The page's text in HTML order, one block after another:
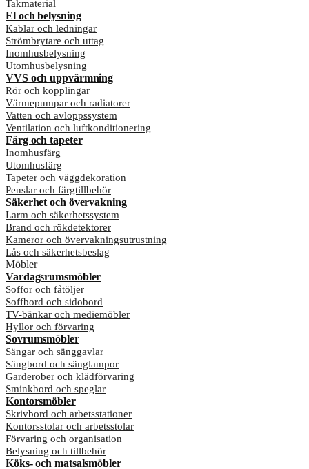
Takmaterial
El och belysning
Kablar och ledningar
Strömbrytare och uttag
Inomhusbelysning
Utomhusbelysning
VVS och uppvärmning
Rör och kopplingar
Värmepumpar och radiatorer
Vatten och avloppssystem
Ventilation och luftkonditionering
Färg och tapeter
Inomhusfärg
Utomhusfärg
Tapeter och väggdekoration
Penslar och färgtillbehör
Säkerhet och övervakning
Larm och säkerhetssystem
Brand och rökdetektorer
Kameror och övervakningsutrustning
Lås och säkerhetsbeslag
Möbler
Vardagsrumsmöbler
Soffor och fåtöljer
Soffbord och sidobord
TV-bänkar och mediemöbler
Hyllor och förvaring
Sovrumsmöbler
Sängar och sänggavlar
Sängbord och sänglampor
Garderober och klädförvaring
Sminkbord och speglar
Kontorsmöbler
Skrivbord och arbetsstationer
Kontorsstolar och arbetsstolar
Förvaring och organisation
Belysning och tillbehör
Köks- och matsalsmöbler